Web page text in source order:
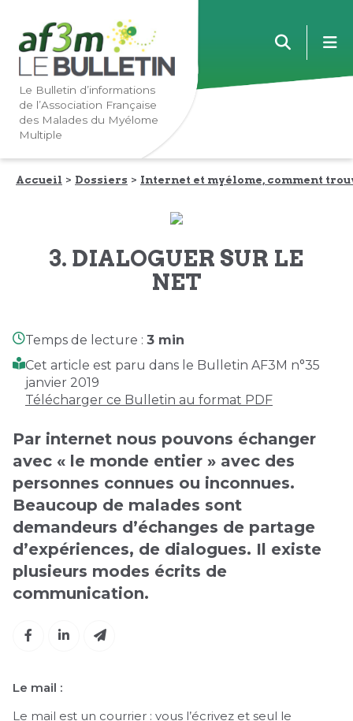
Lien
vers
navigation
principale
Lien
vers
contenu
principal
Le Bulletin d’informations
de l’Association Française
des Malades du Myélome
Multiple
Accueil Dossiers Internet et myélome, comment
3. DIALOGUER SUR LE
NET
Temps de lecture : 3 min
Cet article est paru dans le Bulletin AF3M n°35
janvier 2019
Télécharger ce Bulletin au format PDF
Par internet nous pouvons échanger
avec « le monde entier » avec des
personnes connues ou inconnues.
Beaucoup de malades sont
demandeurs d’échanges de partage
d’expériences, de dialogues. Il existe
plusieurs modes écrits de
communication.
Le mail :
Le mail est un courrier : vous l’écrivez et seul le